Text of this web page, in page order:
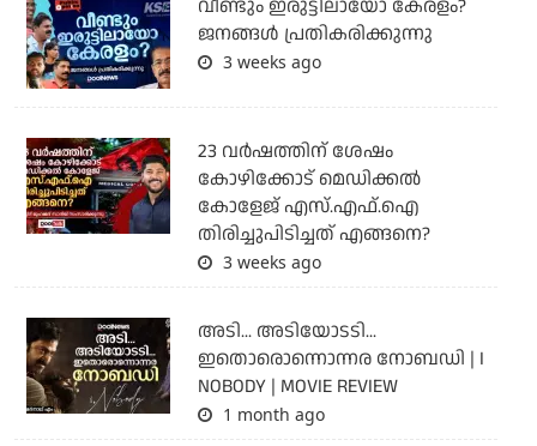
വീണ്ടും ഇരുട്ടിലായോ കേരളം?
ജനങ്ങൾ പ്രതികരിക്കുന്നു
3 weeks ago
23 വർഷത്തിന് ശേഷം
കോഴിക്കോട് മെഡിക്കൽ
കോളേജ് എസ്.എഫ്.ഐ
തിരിച്ചുപിടിച്ചത് എങ്ങനെ?
3 weeks ago
അടി... അടിയോടടി...
ഇതൊരൊന്നൊന്നര നോബഡി | I
NOBODY | MOVIE REVIEW
1 month ago